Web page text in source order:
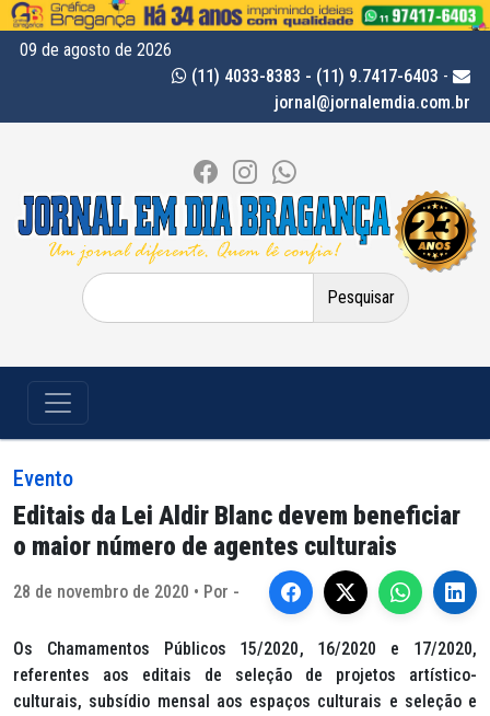
09 de agosto de 2026
(11) 4033-8383 - (11) 9.7417-6403 -
jornal@jornalemdia.com.br
Pesquisar
por:
Evento
Editais da Lei Aldir Blanc devem beneficiar
o maior número de agentes culturais
28 de novembro de 2020 • Por -
Os Chamamentos Públicos 15/2020, 16/2020 e 17/2020,
referentes aos editais de seleção de projetos artístico-
culturais, subsídio mensal aos espaços culturais e seleção e